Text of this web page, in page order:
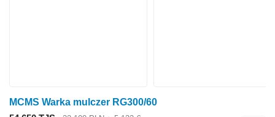
MCMS Warka mulczer RG300/60